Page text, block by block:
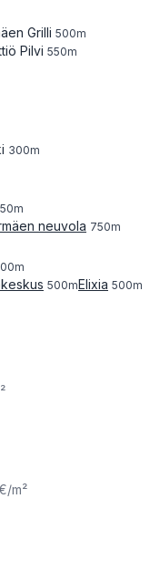
Grilli 500m
Pilvi 550m
300m
m
neuvola 750m
m
500mElixia 500m
/m²